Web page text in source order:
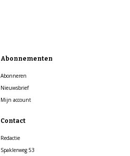
Abonnementen
Abonneren
Nieuwsbrief
Mijn account
Contact
Redactie
Spaklerweg 53